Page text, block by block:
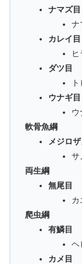
ナマズ目
ナ
カレイ目
ヒ
ダツ目
ウナギ目
ウ
軟骨魚綱
メジロ
サ
両生綱
無尾目
カ
爬虫綱
有鱗目
ヘ
カメ目